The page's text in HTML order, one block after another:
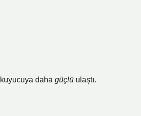
daha güçlü ulaştı.